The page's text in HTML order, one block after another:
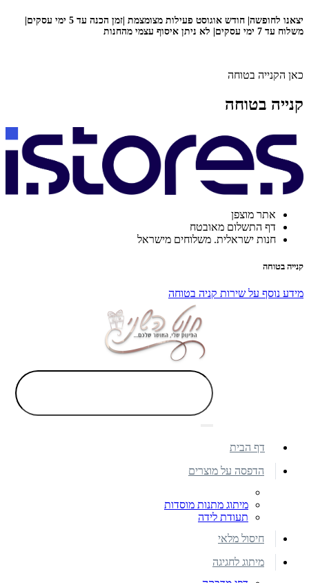
יצאנו לחופשה| חודש אוגוסט פעילות מצומצמת |זמן הכנה עד 5 ימי עסקים|
משלוח עד 7 ימי עסקים| לא ניתן איסוף עצמי מהחנות
כאן הקנייה בטוחה
קנייה בטוחה
אתר מוצפן
דף התשלום מאובטח
חנות ישראלית. משלוחים מישראל
קנייה בטוחה
מידע נוסף על שירות קניה בטוחה
דף הבית
הדפסה על מוצרים
מיתוג מתנות מוסדות
תעודת לידה
חיסול מלאי
מיתוג לחגיגה